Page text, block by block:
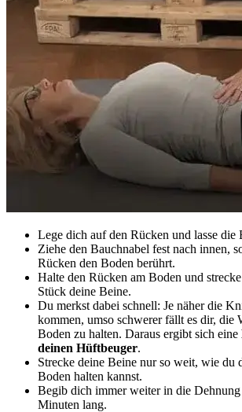
Lege dich auf den Rücken und lasse die
Ziehe den Bauchnabel fest nach innen,
Rücken den Boden berührt.
Halte den Rücken am Boden und
Stück deine Beine.
Du merkst dabei schnell: Je näher die
kommen, umso schwerer fällt es dir, die
Boden zu halten. Daraus ergibt sich eine
deinen Hüftbeuger.
Strecke deine Beine nur so weit, wie du
Boden halten kannst.
Begib dich immer weiter in die Dehnung
Minuten lang.